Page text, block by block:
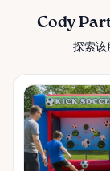
Cody
探索该